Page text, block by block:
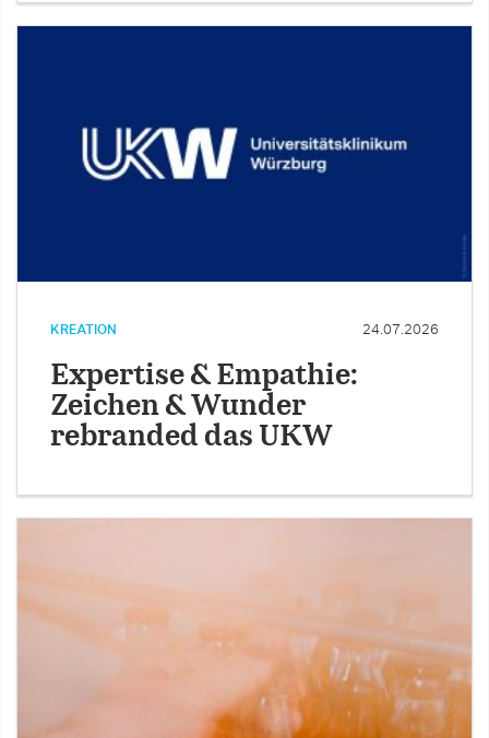
KREATION 24.07.2026
Expertise & Empathie:
Zeichen & Wunder
rebranded das UKW